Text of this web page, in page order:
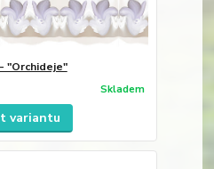
"Orchideje"
Skladem
variantu